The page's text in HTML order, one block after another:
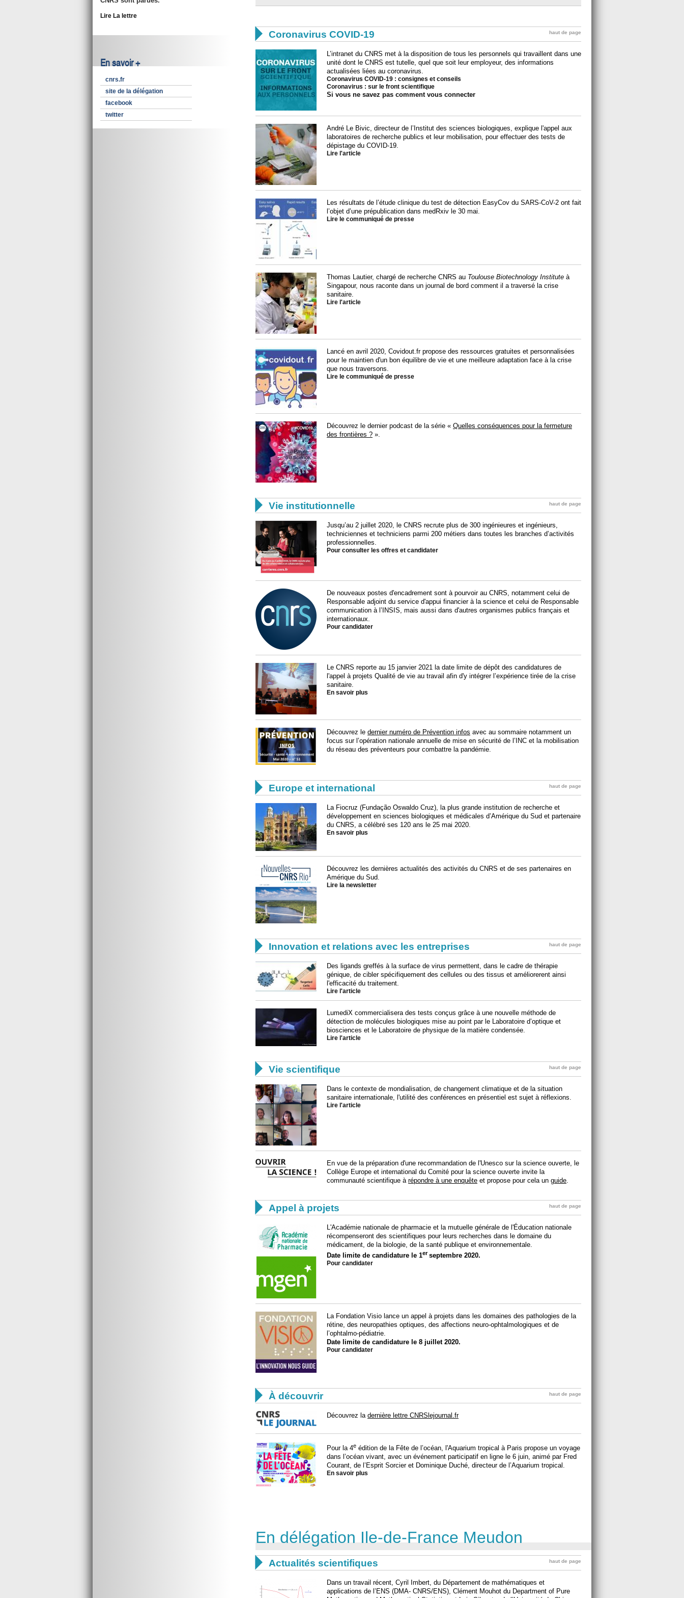
Lire La lettre
En savoir +
cnrs.fr
site de la délégation
facebook
twitter
 Coronavirus COVID-19 haut de page
L’intranet du CNRS met à la disposition de tous les personnels qui travaillent dans une
unité dont le CNRS est tutelle, quel que soit leur employeur, des informations
actualisées liées au coronavirus.
Coronavirus COVID-19 : consignes et conseils
Coronavirus : sur le front scientifique
Si vous ne savez pas comment vous connecter
André Le Bivic, directeur de l’Institut des sciences biologiques, explique l'appel aux
laboratoires de recherche publics et leur mobilisation, pour effectuer des tests de
dépistage du COVID-19.
Lire l'article
Les résultats de l’étude clinique du test de détection EasyCov du SARS-CoV-2 ont fait
l’objet d’une prépublication dans medRxiv le 30 mai.
Lire le communiqué de presse
Thomas Lautier, chargé de recherche CNRS au Toulouse Biotechnology Institute à
Singapour, nous raconte dans un journal de bord comment il a traversé la crise
sanitaire.
Lire l'article
Lancé en avril 2020, Covidout.fr propose des ressources gratuites et personnalisées
pour le maintien d'un bon équilibre de vie et une meilleure adaptation face à la crise
que nous traversons.
Lire le communiqué de presse
Découvrez le dernier podcast de la série « Quelles conséquences pour la fermeture
des frontières ? ».
 Vie institutionnelle haut de page
Jusqu’au 2 juillet 2020, le CNRS recrute plus de 300 ingénieures et ingénieurs,
techniciennes et techniciens parmi 200 métiers dans toutes les branches d’activités
professionnelles.
Pour consulter les offres et candidater
De nouveaux postes d'encadrement sont à pourvoir au CNRS, notamment celui de
Responsable adjoint du service d'appui financier à la science et celui de Responsable
communication à l’INSIS, mais aussi dans d'autres organismes publics français et
internationaux.
Pour candidater
Le CNRS reporte au 15 janvier 2021 la date limite de dépôt des candidatures de
l'appel à projets Qualité de vie au travail afin d'y intégrer l’expérience tirée de la crise
sanitaire.
En savoir plus
Découvrez le dernier numéro de Prévention infos avec au sommaire notamment un
focus sur l’opération nationale annuelle de mise en sécurité de l’INC et la mobilisation
du réseau des préventeurs pour combattre la pandémie.
 Europe et international haut de page
La Fiocruz (Fundação Oswaldo Cruz), la plus grande institution de recherche et
développement en sciences biologiques et médicales d’Amérique du Sud et partenaire
du CNRS, a célébré ses 120 ans le 25 mai 2020.
En savoir plus
Découvrez les dernières actualités des activités du CNRS et de ses partenaires en
Amérique du Sud.
Lire la newsletter
 Innovation et relations avec les entreprises haut de page
Des ligands greffés à la surface de virus permettent, dans le cadre de thérapie
génique, de cibler spécifiquement des cellules ou des tissus et améliorerent ainsi
l'efficacité du traitement.
Lire l'article
LumediX commercialisera des tests conçus grâce à une nouvelle méthode de
détection de molécules biologiques mise au point par le Laboratoire d’optique et
biosciences et le Laboratoire de physique de la matière condensée.
Lire l'article
 Vie scientifique haut de page
Dans le contexte de mondialisation, de changement climatique et de la situation
sanitaire internationale, l'utilité des conférences en présentiel est sujet à réflexions.
Lire l'article
En vue de la préparation d'une recommandation de l'Unesco sur la science ouverte, le
Collège Europe et international du Comité pour la science ouverte invite la
communauté scientifique à répondre à une enquête et propose pour cela un guide.
 Appel à projets haut de page
L'Académie nationale de pharmacie et la mutuelle générale de l'Éducation nationale
récompenseront des scientifiques pour leurs recherches dans le domaine du
médicament, de la biologie, de la santé publique et environnementale.
Date limite de candidature le 1erseptembre 2020.
Pour candidater
La Fondation Visio lance un appel à projets dans les domaines des pathologies de la
rétine, des neuropathies optiques, des affections neuro-ophtalmologiques et de
l’ophtalmo-pédiatrie.
Date limite de candidature le 8 juillet 2020.
Pour candidater
 À découvrir haut de page
Découvrez la dernière lettre CNRSlejournal.fr
Pour la 4e édition de la Fête de l’océan, l'Aquarium tropical à Paris propose un voyage
dans l’océan vivant, avec un événement participatif en ligne le 6 juin, animé par Fred
Courant, de l’Esprit Sorcier et Dominique Duché, directeur de l’Aquarium tropical.
En savoir plus
En délégation Ile-de-France Meudon
 Actualités scientifiques haut de page
Dans un travail récent, Cyril Imbert, du Département de mathématiques et
applications de l’ENS (DMA- CNRS/ENS), Clément Mouhot du Department of Pure